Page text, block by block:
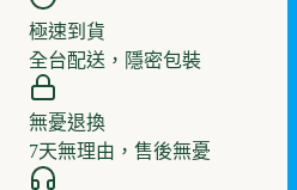
極速到貨
全台配送，隱密包裝
無憂退換
7天無理由，售後無憂